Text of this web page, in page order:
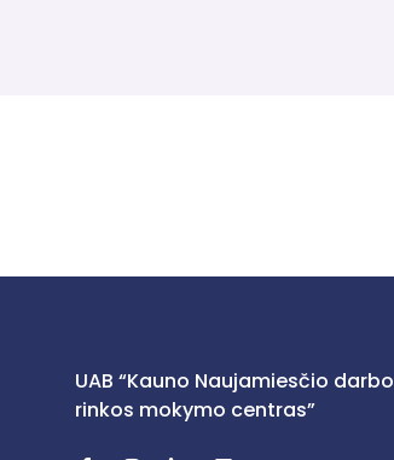
UAB “Kauno Naujamiesčio darbo
rinkos mokymo centras”